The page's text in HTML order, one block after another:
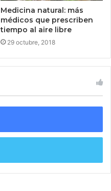
Medicina natural: más
médicos que prescriben
tiempo al aire libre
29 octubre, 2018